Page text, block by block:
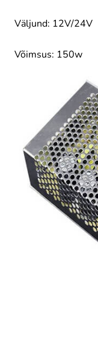
Väljund: 12V/24V
Võimsus: 150w